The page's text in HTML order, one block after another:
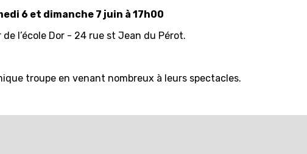
6 et dimanche 7 juin à 17h00
de l’école Dor - 24 rue st Jean du Pérot.
troupe en venant nombreux à leurs spectacles.